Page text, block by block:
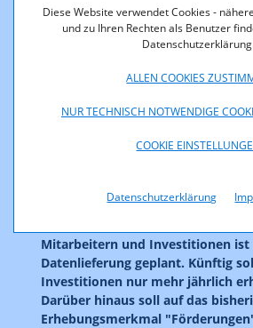
Diese Website verwendet Cookies -
und zu Ihren Rechten als Benutzer
ALLEN COOKIES
NUR TECHNISCH NOTWENDIGE
COOKIE
Datenschutzerklärung
zusätzliches Merkmal in die
aufzunehmen. Dabei sollen
Basisstationen über alle
fähigen Basisstationen sowie zu
bestimmten Frequenzbändern
Erweiterung dient einer
5G-Ausbaus sowie der Erfüllung
den Zielen der Digitalen Dekade.
Mitarbeitern und Investitionen ist
Datenlieferung geplant. Künftig
Investitionen nur mehr jährlich
Darüber hinaus soll auf das
Erhebungsmerkmal